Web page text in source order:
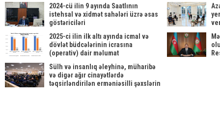
2024-cü ilin 9 ayında Saatlının
istehsal və xidmət sahələri üzrə əsas
göstəriciləri
2025-ci ilin ilk altı ayında icmal və
dövlət büdcələrinin icrasına
(operativ) dair məlumat
Sülh və insanlıq əleyhinə, müharibə
və digər ağır cinayətlərdə
təqsirləndirilən erməniəsilli şəxslərin